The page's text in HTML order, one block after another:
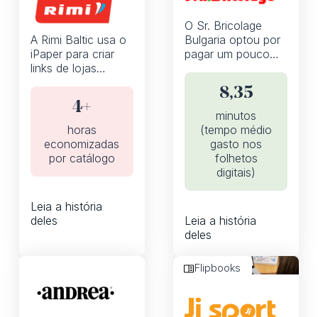
A Rimi Baltic usa o
iPaper para criar
links de lojas
se concentrem
mais em
campanhas de
marketing de alta
qualidade
4+
horas
economizadas
por catálogo
Leia a história
deles
O Sr. Bricolage
Bulgaria optou por
pagar um pouco
8,35
minutos
(tempo médio
gasto nos
folhetos
digitais)
Leia a história
deles
Flipbooks